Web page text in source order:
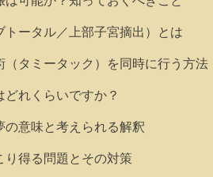
ータル／上部子宮摘出）とは
タミータック）を同時に行う方法
れくらいですか？
意味と考えられる解釈
り得る問題とその対策